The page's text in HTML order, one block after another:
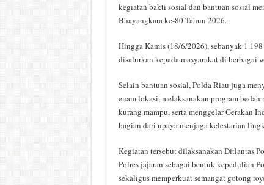
kegiatan bakti sosial dan bantuan sosial
Bhayangkara ke-80 Tahun 2026.
Hingga Kamis (18/6/2026), sebanyak
disalurkan kepada masyarakat di berbagai
Selain bantuan sosial, Polda Riau juga
enam lokasi, melaksanakan program
kurang mampu, serta menggelar Gerakan
bagian dari upaya menjaga kelestarian
Kegiatan tersebut dilaksanakan Ditlantas
Polres jajaran sebagai bentuk kepedulian
sekaligus memperkuat semangat gotong